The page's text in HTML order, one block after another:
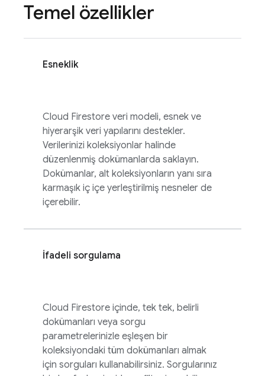
Temel özellikler
Esneklik
Cloud Firestore veri modeli, esnek ve
hiyerarşik veri yapılarını destekler.
Verilerinizi koleksiyonlar halinde
düzenlenmiş dokümanlarda saklayın.
Dokümanlar, alt koleksiyonların yanı sıra
karmaşık iç içe yerleştirilmiş nesneler de
içerebilir.
İfadeli sorgulama
Cloud Firestore içinde, tek tek, belirli
dokümanları veya sorgu
parametrelerinizle eşleşen bir
koleksiyondaki tüm dokümanları almak
için sorguları kullanabilirsiniz. Sorgularınız